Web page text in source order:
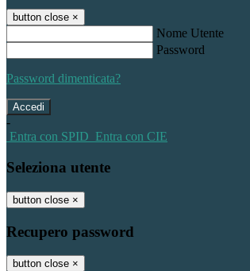
button close ×
Nome Utente
Password
Password dimenticata?
-
Entra con SPID Entra con CIE
Seleziona utente
button close ×
Recupero password
button close ×